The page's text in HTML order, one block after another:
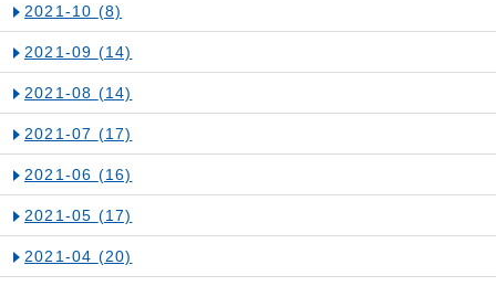
2021-10 (8)
2021-09 (14)
2021-08 (14)
2021-07 (17)
2021-06 (16)
2021-05 (17)
2021-04 (20)